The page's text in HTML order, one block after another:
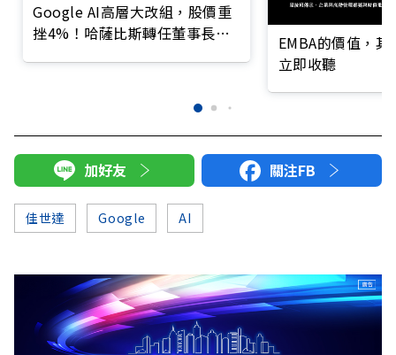
Google AI高層大改組，股價重
挫4%！哈薩比斯轉任董事長、
EMBA的價值，
立即收聽
加好友 關注FB
佳世達 Google AI